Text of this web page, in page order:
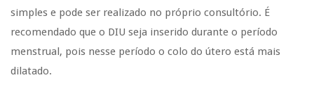
simples e pode ser realizado no próprio consultório. É
recomendado que o DIU seja inserido durante o período
menstrual, pois nesse período o colo do útero está mais
dilatado.